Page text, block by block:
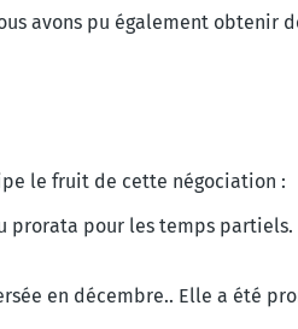
avons pu également obtenir
le fruit de cette négociation :
pour les temps partiels.
en décembre.. Elle a été